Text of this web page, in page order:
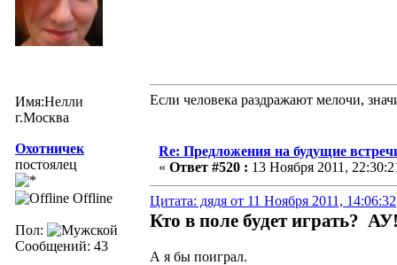
Имя:Нелли
г.Москва
Если человека раздражают мелочи,
Охотничек
постоялец
Offline
Пол:
Сообщений: 43
Re: Предложения на будущие
« Ответ #520 : 13 Ноября 2011,
Цитата: дядя от 11 Ноября 2011, 14:06:32
Кто в поле будет играть?
А я бы поиграл.